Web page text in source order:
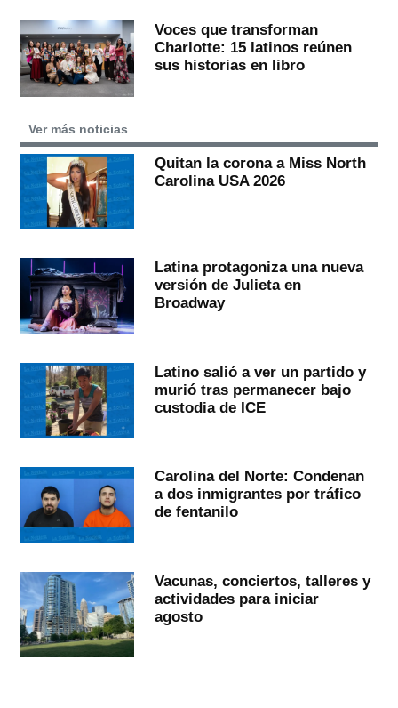
Voces que transforman
Charlotte: 15 latinos reúnen
sus historias en libro
Ver más noticias
Quitan la corona a Miss North
Carolina USA 2026
Latina protagoniza una nueva
versión de Julieta en
Broadway
Latino salió a ver un partido y
murió tras permanecer bajo
custodia de ICE
Carolina del Norte: Condenan
a dos inmigrantes por tráfico
de fentanilo
Vacunas, conciertos, talleres y
actividades para iniciar
agosto